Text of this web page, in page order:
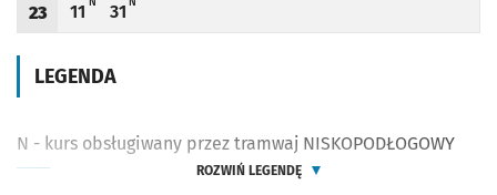
Godzina odjazdu
23
Odjazd
11
minut po godzinie 23
Odjazd
31
minut po godzinie 23
LEGENDA
N - kurs obsługiwany przez tramwaj NISKOPODŁOGOWY
ROZWIŃ LEGENDĘ